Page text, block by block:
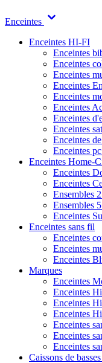
Enceintes
Enceintes HI-FI
Enceintes
Enceintes
Enceintes
Enceintes
Enceintes
Enceintes
Enceintes
Enceintes
Enceintes
Enceintes
Enceintes Home-
Enceintes
Enceintes
Ensembles
Ensembles
Enceintes
Enceintes sans fil
Enceintes
Enceintes
Enceintes
Marques
Enceintes
Enceintes
Enceintes
Enceintes
Enceintes
Enceintes
Enceintes
Caissons de